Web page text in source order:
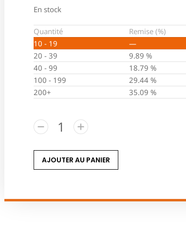
En stock
Quantité Remise (%)
10 - 19
—
20 - 39
9.89 %
40 - 99
18.79 %
100 - 199
29.44 %
200+
35.09 %
AJOUTER AU PANIER